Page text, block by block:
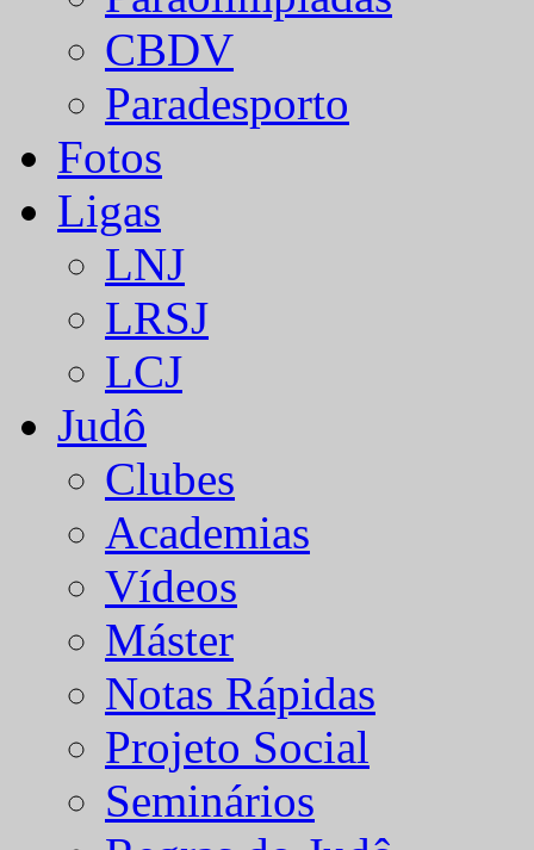
CBDV
Paradesporto
Fotos
Ligas
LNJ
LRSJ
LCJ
Judô
Clubes
Academias
Vídeos
Máster
Notas Rápidas
Projeto Social
Seminários